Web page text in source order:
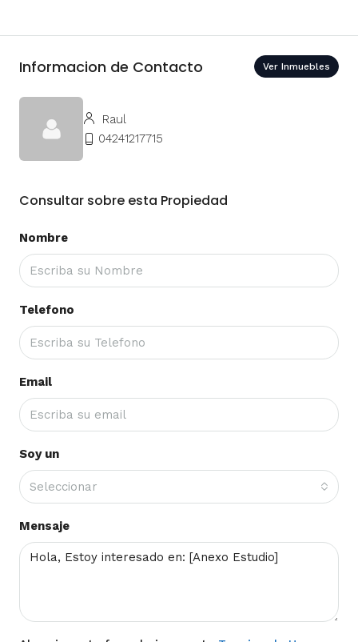
Informacion de Contacto Ver Inmuebles
Raul
04241217715
Consultar sobre esta Propiedad
Nombre
Telefono
Email
Soy un
Seleccionar
Mensaje